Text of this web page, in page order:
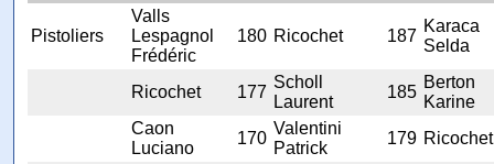
Pistoliers
Valls
Lespagnol
Frédéric
180 Ricochet 187
Karaca
Selda
Ricochet 177
Scholl
Laurent
185
Berton
Karine
Caon
Luciano
170
Valentini
Patrick
179 Ricochet